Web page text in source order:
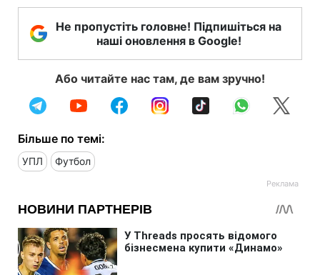
Не пропустіть головне! Підпишіться на
наші оновлення в Google!
Або читайте нас там, де вам зручно!
Більше по темі:
УПЛ Футбол